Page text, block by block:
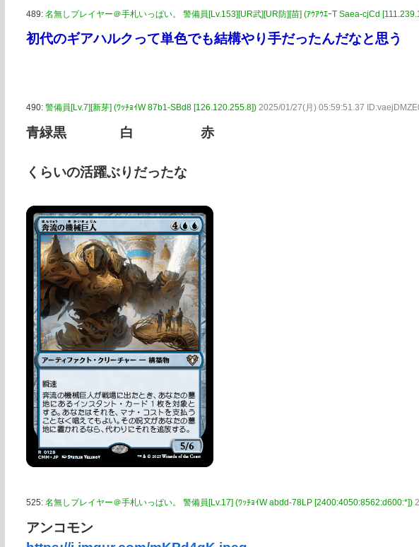
489: 名無しプレイヤー＠手札いっぱい。 警備員[Lv.153][UR武][UR防][苗] (ｱｳｱｳｴｰT Saea-cjCd
初代のギアハルクって単色でも結構やり手だったんだなと思う
490: 警備員[Lv.7][新芽] (ﾜｯﾁｮｲW 87b1-SBd8 [126.120.255.8]) 2025/01/27(月) 05:59:51.37
青緑黒 白 赤
くらいの活躍ぶりだったな
525: 名無しプレイヤー＠手札いっぱい。 警備員[Lv.17] (ﾜｯﾁｮｲW abdd-78LP [2400:4050:8562:d600:*])
アンコモン